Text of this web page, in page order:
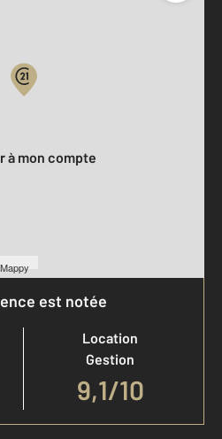
Mappy
à mon compte
est notée
Location
Gestion
9,1/10